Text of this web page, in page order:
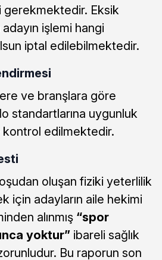
gerekmektedir. Eksik
işlemi hangi
iptal edilebilmektedir.
ve branşlara göre
standartlarına uygunluk
kontrol edilmektedir.
oluşan fiziki yeterlilik
için adayların aile hekimi
alınmış “spor
yoktur” ibareli sağlık
Bu raporun son